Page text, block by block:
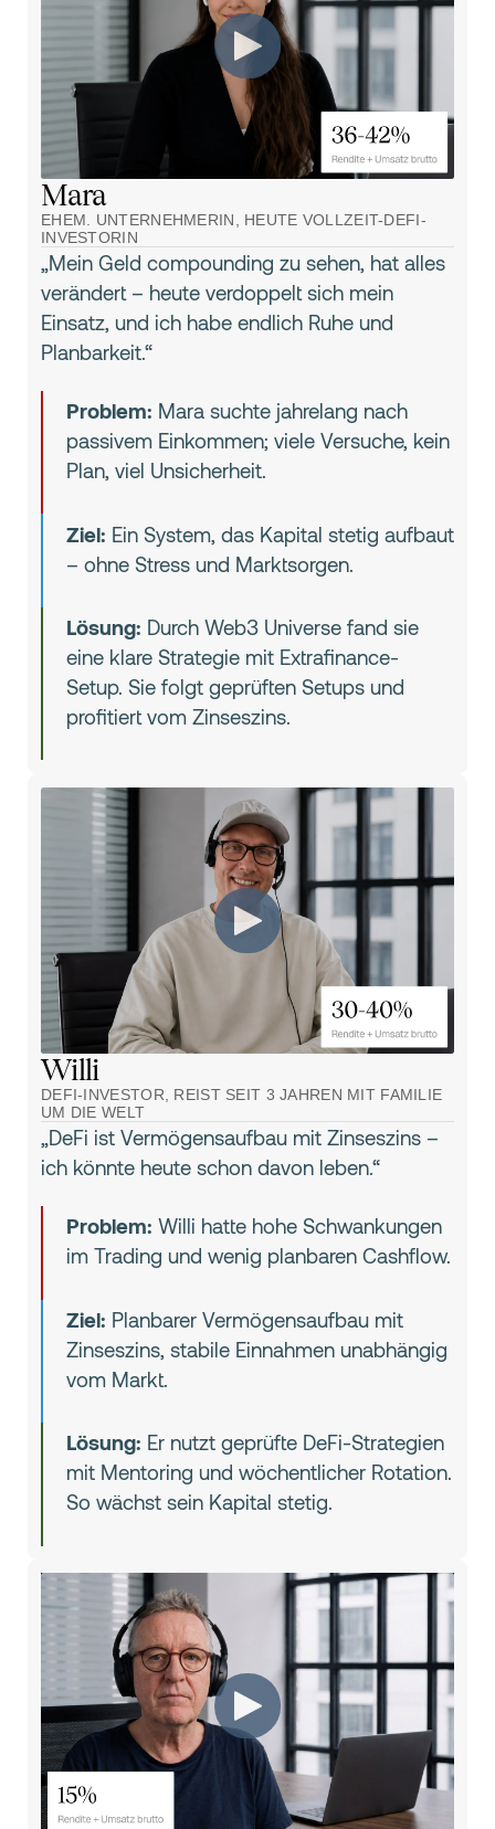
Mara
EHEM. UNTERNEHMERIN, HEUTE VOLLZEIT-DEFI-
INVESTORIN
„Mein Geld compounding zu sehen, hat alles
verändert – heute verdoppelt sich mein
Einsatz, und ich habe endlich Ruhe und
Planbarkeit.“
Problem: Mara suchte jahrelang nach
passivem Einkommen; viele Versuche, kein
Plan, viel Unsicherheit.
Ziel: Ein System, das Kapital stetig aufbaut
– ohne Stress und Marktsorgen.
Lösung: Durch Web3 Universe fand sie
eine klare Strategie mit Extrafinance-
Setup. Sie folgt geprüften Setups und
profitiert vom Zinseszins.
Willi
DEFI-INVESTOR, REIST SEIT 3 JAHREN MIT FAMILIE
UM DIE WELT
„DeFi ist Vermögensaufbau mit Zinseszins –
ich könnte heute schon davon leben.“
Problem: Willi hatte hohe Schwankungen
im Trading und wenig planbaren Cashflow.
Ziel: Planbarer Vermögensaufbau mit
Zinseszins, stabile Einnahmen unabhängig
vom Markt.
Lösung: Er nutzt geprüfte DeFi-Strategien
mit Mentoring und wöchentlicher Rotation.
So wächst sein Kapital stetig.